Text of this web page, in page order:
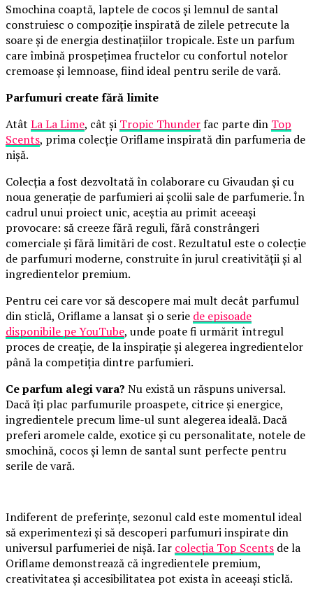
Smochina coaptă, laptele de cocos și lemnul de santal
construiesc o compoziție inspirată de zilele petrecute la
soare și de energia destinațiilor tropicale. Este un parfum
care îmbină prospețimea fructelor cu confortul notelor
cremoase și lemnoase, fiind ideal pentru serile de vară.
Parfumuri create fără limite
Atât La La Lime, cât și Tropic Thunderfac parte din Top
Scents, prima colecție Oriflame inspirată din parfumeria de
nișă.
Colecția a fost dezvoltată în colaborare cu Givaudan și cu
noua generație de parfumieri ai școlii sale de parfumerie. În
cadrul unui proiect unic, aceștia au primit aceeași
provocare: să creeze fără reguli, fără constrângeri
comerciale și fără limitări de cost. Rezultatul este o colecție
de parfumuri moderne, construite în jurul creativității și al
ingredientelor premium.
Pentru cei care vor să descopere mai mult decât parfumul
din sticlă, Oriflame a lansat și o serie de episoade
disponibile pe YouTube, unde poate fi urmărit întregul
proces de creație, de la inspirație și alegerea ingredientelor
până la competiția dintre parfumieri.
Ce parfum alegi vara? Nu există un răspuns universal.
Dacă îți plac parfumurile proaspete, citrice și energice,
ingredientele precum lime-ul sunt alegerea ideală. Dacă
preferi aromele calde, exotice și cu personalitate, notele de
smochină, cocos și lemn de santal sunt perfecte pentru
serile de vară.
Indiferent de preferințe, sezonul cald este momentul ideal
să experimentezi și să descoperi parfumuri inspirate din
universul parfumeriei de nișă. Iar colecția Top Scents de la
Oriflame demonstrează că ingredientele premium,
creativitatea și accesibilitatea pot exista în aceeași sticlă.